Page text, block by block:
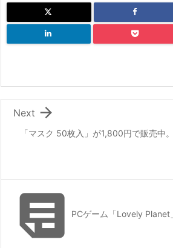
「マスク 50枚入」が1,800円で販売中

Next
PCゲーム「Lovely Planet